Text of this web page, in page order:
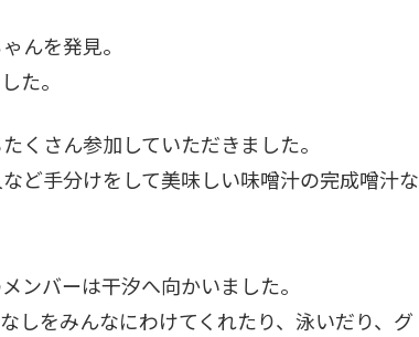
んを発見。
た。
くさん参加していただきました。
ど手分けをして美味しい味噌汁の完成噌汁な
ンバーは干汐へ向かいました。
しをみんなにわけてくれたり、泳いだり、グ